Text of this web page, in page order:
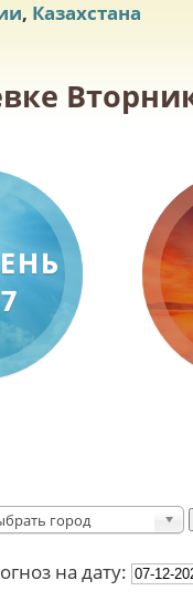
, Казахстана
город
на дату: